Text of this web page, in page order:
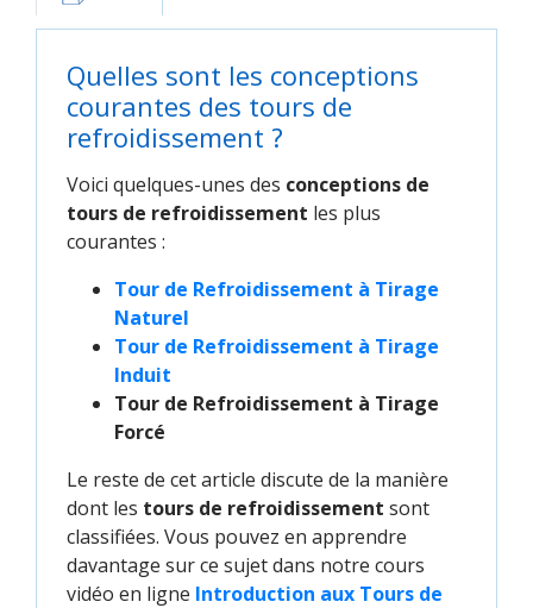
Quelles sont les conceptions
courantes des tours de
refroidissement ?
Voici quelques-unes des conceptions de
tours de refroidissement les plus
courantes :
Tour de Refroidissement à Tirage
Naturel
Tour de Refroidissement à Tirage
Induit
Tour de Refroidissement à Tirage
Forcé
Le reste de cet article discute de la manière
dont les tours de refroidissement sont
classifiées. Vous pouvez en apprendre
davantage sur ce sujet dans notre cours
vidéo en ligne Introduction aux Tours de